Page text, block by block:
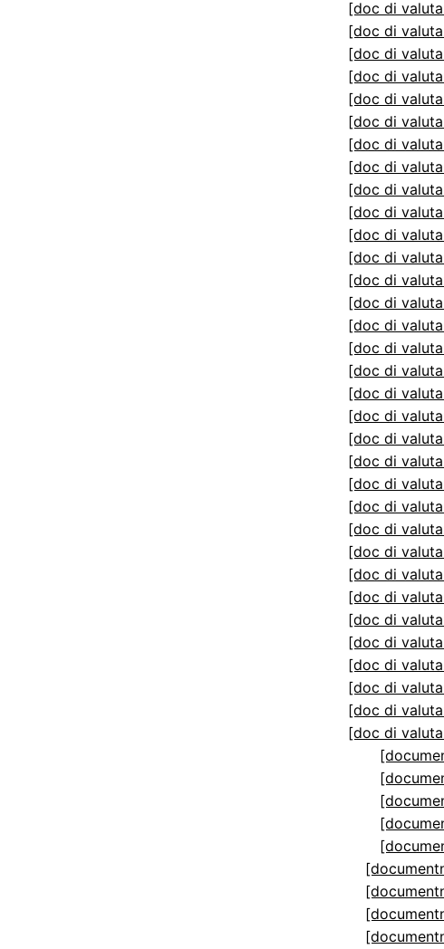
[doc di
[doc di
[doc di
[doc di
[doc di
[doc di
[doc di
[doc di
[doc di
[doc di
[doc di
[doc di
[doc di
[doc di
[doc di
[doc di
[doc di
[doc di
[doc di
[doc di
[doc di
[doc di
[doc di
[doc di
[doc di
[doc di
[doc di
[doc di
[doc di
[doc di
[doc di
[doc di
[doc di